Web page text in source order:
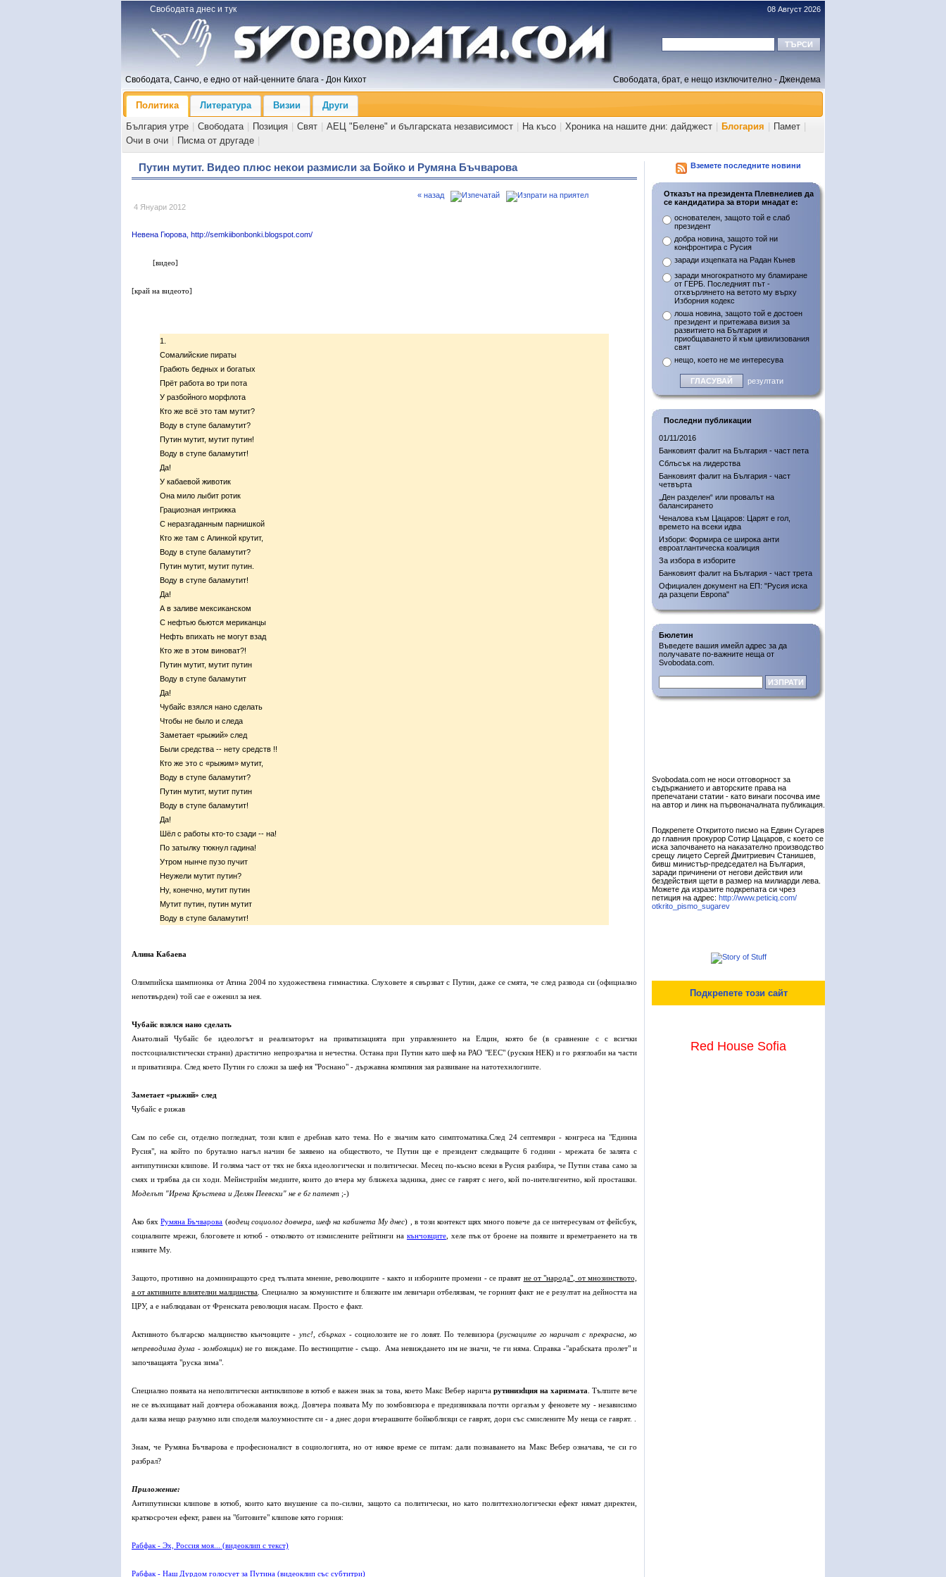
Свободата днес и тук 08 Август 2026
Свободата, Санчо, е едно от най-ценните блага - Дон Кихот Свободата, брат, е нещо изключително - Джендема
Политика Литература Визии
Други
България утре
Свободата Позиция Свят АЕЦ "Белене" и българската независимост На късо Хроника на нашите дни: дайджест Блогария Памет
Очи в очи
Писма от другаде
Путин мутит. Видео плюс некои размисли за Бойко и Румяна Бъчварова
4 Януари 2012
« назад
Невена Гюрова, http://semkiibonbonki.blogspot.com/
[видео]
[край на видеото]
1.
Сомалийские пираты
Грабють бедных и богатых
Прёт работа во три пота
У разбойного морфлота
Кто же всё это там мутит?
Воду в ступе баламутит?
Путин мутит, мутит путин!
Воду в ступе баламутит!
Да!
У кабаевой животик
Она мило лыбит ротик
Грациозная интрижка
С неразгаданным парнишкой
Кто же там с Алинкой крутит,
Воду в ступе баламутит?
Путин мутит, мутит путин.
Воду в ступе баламутит!
Да!
А в заливе мексиканском
С нефтью бьются мериканцы
Нефть впихать не могут взад
Кто же в этом виноват?!
Путин мутит, мутит путин
Воду в ступе баламутит
Да!
Чубайс взялся нано сделать
Чтобы не было и следа
Заметает «рыжий» след
Были средства -- нету средств !!
Кто же это с «рыжим» мутит,
Воду в ступе баламутит?
Путин мутит, мутит путин
Воду в ступе баламутит!
Да!
Шёл с работы кто-то сзади -- на!
По затылку тюкнул гадина!
Утром нынче пузо пучит
Неужели мутит путин?
Ну, конечно, мутит путин
Мутит путин, путин мутит
Воду в ступе баламутит!
Алина Кабаева
Олимпийска шампионка от Атина 2004 по художествена гимнастика. Слуховете я свързват с Путин, даже се смята, че след развода си (официално
непотвърден) той сае е оженил за нея.
Чубайс взялся нано сделать
Анатолиай Чубайс бе идеологът и реализаторът на приватизацията при управлението на Елцин, която бе (в сравнение с с всички
постсоциалистически страни) драстично непрозрачна и нечестна. Остана при Путин като шеф на РАО "ЕЕС" (руския НЕК) и го рязглоаби на части
и приватизира. След което Путин го сложи за шеф ня "Роснано" - държавна компяния зая развиване на натотехнлогиите.
Заметает «рыжий» след
Чубайс е рижав
Сам по себе си, отделно погледнат, този клип е дребнав като тема. Но е значим като симптоматика.След 24 септември - конгреса на "Единна
Русия", на който по брутално нагъл начин бе заявено на обществото, че Путин ще е президент следващите 6 години - мрежата бе залята с
антипутински клипове. И голяма част от тях не бяха идеологически и политически. Месец по-късно всеки в Русия разбира, че Путин става само за
смях и трябва да си ходи. Мейнстрийм медиите, които до вчера му ближеха задника, днес се гаврят с него, кой по-интелигентно, кой просташки.
Моделът "Ирена Кръстева и Делян Пеевски" не е бг патент ;-)
Ако бяхРумяна Бъчварова (водещ социолог довчера, шеф на кабинета Му днес) , в този контекст щях много повече да се интересувам от фейсбук,
социалните мрежи, блоговете и ютюб - отколкото от измислените рейтинги на кънчовците, хеле пък от броене на появите и времетраенето на тв
изявите Му.
Защото, противно на доминиращото сред тълпата мнение, революциите - както и изборните промени - се правят не от "народа", от мнозинството,
а от активните влиятелни малцинства . Специално за комунистите и близките им левичари отбелязвам, че горният факт не е резултат на дейността на
ЦРУ, а е наблюдаван от Френската революция насам. Просто е факт.
Активното българско малцинство кънчовците - упс!, сбърках - социолозите не го ловят. По телевизора (руснаците го наричат с прекрасна, но
непреводима дума - зомбоящик) не го виждаме. По вестницитие - също. Ама невиждането им не значи, че ги няма. Справка -"арабската пролет" и
започващаята "руска зима".
Специално появата на неполитически антиклипове в ютюб е важен знак за това, което Макс Вебер нарича рутинизdция на харизмата . Тълпите вече
не се възхищават най довчера обожавания вожд. Довчера появата Му по зомбовизора е предизвиквала почти оргазъм у феновете му - независимо
дали казва нещо разумно или споделя малоумностите си - а днес дори вчерашните бойкоблизци се гаврят, дори със смислените Му неща се гаврят. .
Знам, че Румяна Бъчварова е професионалист в социологията, но от някое време се питам: дали познаването на Макс Вебер означава, че си го
разбрал?
Приложение:
Антипутински клипове в ютюб, които като внушение са по-силни, защото са политически, но като политтехнологически ефект нямат директен,
краткосрочен ефект, равен на "битовите" клипове кято горния:
Рабфак - Эх, Россия моя... (видеоклип с текст)
Рабфак - Наш Дурдом голосует за Путина (видеоклип със субтитри)
Вземете последните новини
Отказът на президента Плевнелиев да
се кандидатира за втори мнадат е:
основателен, защото той е слаб
президент
добра новина, защото той ни
конфронтира с Русия
заради изцепката на Радан Кънев
заради многократното му бламиране
от ГЕРБ. Последният път -
отхвърлянето на ветото му върху
Изборния кодекс
лоша новина, защото той е достоен
президент и притежава визия за
развитието на България и
приобщаването й към цивилизования
свят
нещо, което не ме интересува
резултати
Последни публикации
01/11/2016
Банковият фалит на България - част пета
Сблъсък на лидерства
Банковият фалит на България - част
четвърта
„Ден разделен“ или провалът на
балансирането
Ченалова към Цацаров: Царят е гол,
времето на всеки идва
Избори: Формира се широка анти
евроатлантическа коалиция
За избора в изборите
Банковият фалит на България - част трета
Официален документ на ЕП: "Русия иска
да разцепи Европа"
Бюлетин
Въведете вашия имейл адрес за да
получавате по-важните неща от
Svobodata.com.
Svobodata.com не носи отговорност за
съдържанието и авторските права на
препечатани статии - като винаги посочва име
на автор и линк на първоначалната публикация.
Подкрепете Откритото писмо на Едвин Сугарев
до главния прокурор Сотир Цацаров, с което се
иска започването на наказателно производство
срещу лицето Сергей Дмитриевич Станишев,
бивш министър-председател на България,
заради причинени от негови действия или
бездействия щети в размер на милиарди лева.
Можете да изразите подкрепата си чрез
петиция на адрес: http://www.peticiq.com/
otkrito_pismo_sugarev
Подкрепете този сайт
Red House Sofia